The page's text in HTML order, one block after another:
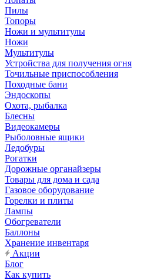
Пилы
Топоры
Ножи и мультитулы
Ножи
Мультитулы
Устройства для получения огня
Точильные приспособления
Походные бани
Эндоскопы
Охота, рыбалка
Блесны
Видеокамеры
Рыболовные ящики
Ледобуры
Рогатки
Дорожные органайзеры
Товары для дома и сада
Газовое оборудование
Горелки и плиты
Лампы
Обогреватели
Баллоны
Хранение инвентаря
Акции
Блог
Как купить